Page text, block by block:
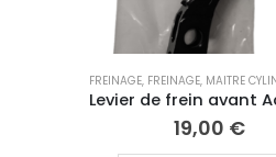
FREINAGE, FREINAGE, MAITRE
19,00 €